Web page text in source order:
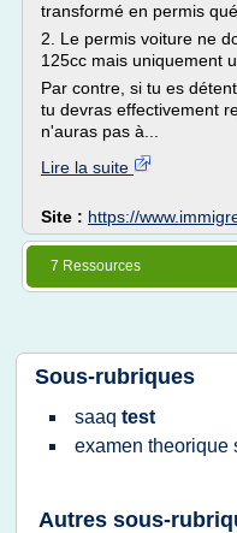
transformé en permis
2. Le permis voiture ne
125cc mais uniquement
Par contre, si tu es
tu devras effectivement
n'auras pas à...
Lire la suite
Site : https://
7 Ressources
Sous-rubriques
saaq test
examen theorique
Autres sous-